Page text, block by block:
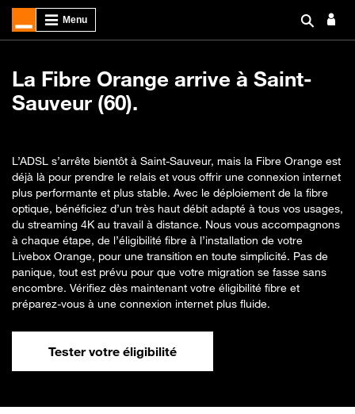
La Fibre Orange arrive à Saint-
Sauveur (60).
L’ADSL s’arrête bientôt à Saint-Sauveur, mais la Fibre Orange est
déjà là pour prendre le relais et vous offrir une connexion internet
plus performante et plus stable. Avec le déploiement de la fibre
optique, bénéficiez d’un très haut débit adapté à tous vos usages,
du streaming 4K au travail à distance. Nous vous accompagnons
à chaque étape, de l’éligibilité fibre à l’installation de votre
Livebox Orange, pour une transition en toute simplicité. Pas de
panique, tout est prévu pour que votre migration se fasse sans
encombre. Vérifiez dès maintenant votre éligibilité fibre et
préparez-vous à une connexion internet plus fluide.
Tester votre éligibilité